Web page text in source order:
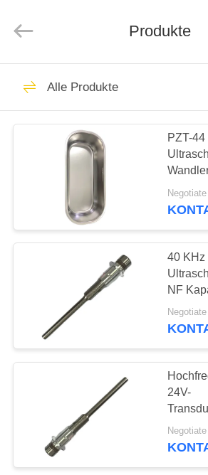
HAUS
PRODUKTE
FABRIK-
TRETEN
SIE
VERBINDUNG
Ltd..
PZT-
Medizinischer
Produkte
Alle Produkte
PZT-
40 KHz
NF
24V-